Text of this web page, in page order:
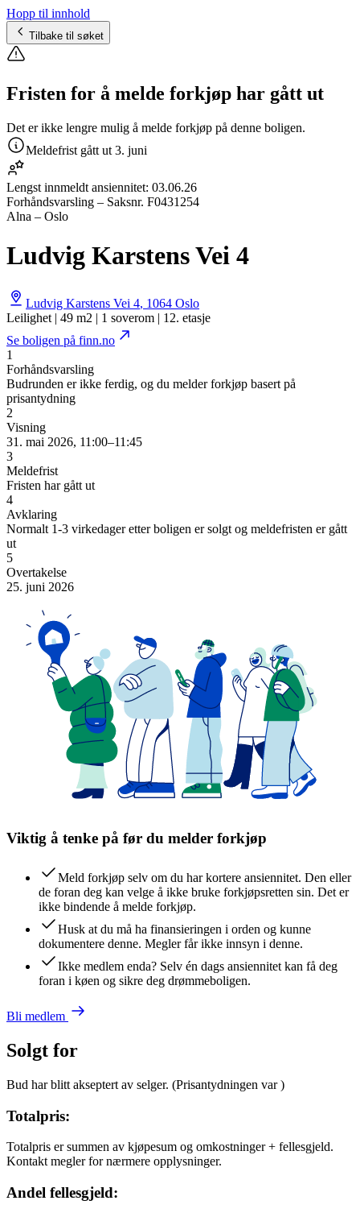
Hopp til innhold
Tilbake til søket
Fristen for å melde forkjøp har gått ut
Det er ikke lengre mulig å melde forkjøp på denne boligen.
Meldefrist gått ut 3. juni
Lengst innmeldt ansiennitet: 03.06.26
Forhåndsvarsling – Saksnr. F0431254
Alna – Oslo
Ludvig Karstens Vei 4
Ludvig Karstens Vei 4, 1064 Oslo
Leilighet | 49 m2 | 1 soverom | 12. etasje
Se boligen på finn.no
1
Forhåndsvarsling
Budrunden er ikke ferdig, og du melder forkjøp basert på
prisantydning
2
Visning
31. mai 2026, 11:00–11:45
3
Meldefrist
Fristen har gått ut
4
Avklaring
Normalt 1-3 virkedager etter boligen er solgt og meldefristen er gått
ut
5
Overtakelse
25. juni 2026
Viktig å tenke på før du melder forkjøp
Meld forkjøp selv om du har kortere ansiennitet. Den eller
de foran deg kan velge å ikke bruke forkjøpsretten sin. Det er
ikke bindende å melde forkjøp.
Husk at du må ha finansieringen i orden og kunne
dokumentere denne. Megler får ikke innsyn i denne.
Ikke medlem enda? Selv én dags ansiennitet kan få deg
foran i køen og sikre deg drømmeboligen.
Bli medlem
Solgt for
Bud har blitt akseptert av selger. (Prisantydningen var)
Totalpris:
Totalpris er summen av kjøpesum og omkostninger + fellesgjeld.
Kontakt megler for nærmere opplysninger.
Andel fellesgjeld: